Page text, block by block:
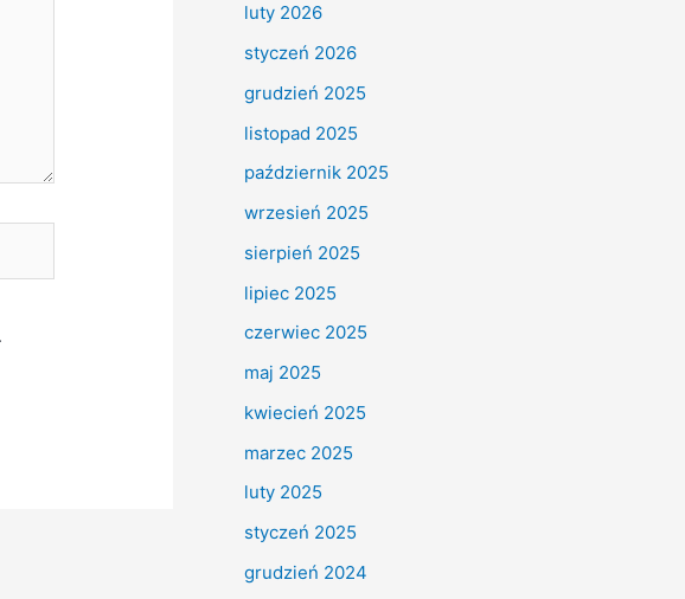
luty 2026
styczeń 2026
grudzień 2025
listopad 2025
październik 2025
wrzesień 2025
sierpień 2025
lipiec 2025
czerwiec 2025
maj 2025
kwiecień 2025
marzec 2025
luty 2025
styczeń 2025
grudzień 2024